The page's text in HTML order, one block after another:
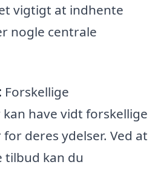
vigtigt at indhente
nogle centrale
Forskellige
have vidt forskellige
deres ydelser. Ved at
tilbud kan du